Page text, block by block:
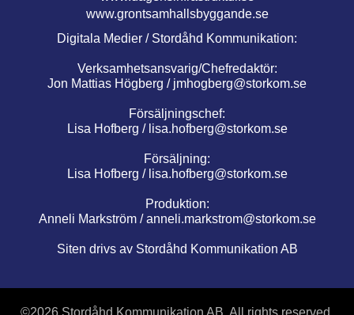
www.grontsamhallsbyggande.se
Digitala Medier / Stordåhd Kommunikation:
Verksamhetsansvarig/Chefredaktör:
Jon Mattias Högberg / jmhogberg@storkom.se
Försäljningschef:
Lisa Hofberg / lisa.hofberg@storkom.se
Försäljning:
Lisa Hofberg / lisa.hofberg@storkom.se
Produktion:
Anneli Markström /anneli.markstrom@storkom.se
Siten drivs av Stordåhd Kommunikation AB
©2026 Stordåhd Kommunikation AB, All rights reserved.